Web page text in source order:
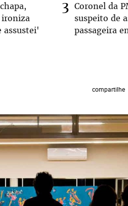
ironiza
assustei'
Coronel da
suspeito de
passageira
compartilhe